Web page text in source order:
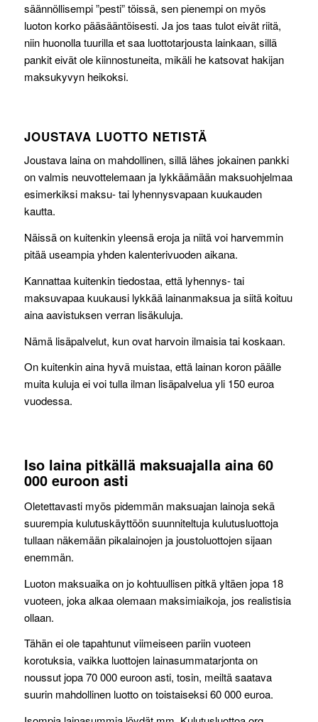
säännöllisempi ”pesti” töissä, sen pienempi on myös
luoton korko pääsääntöisesti. Ja jos taas tulot eivät riitä,
niin huonolla tuurilla et saa luottotarjousta lainkaan, sillä
pankit eivät ole kiinnostuneita, mikäli he katsovat hakijan
maksukyvyn heikoksi.
JOUSTAVA LUOTTO NETISTÄ
Joustava laina on mahdollinen, sillä lähes jokainen pankki
on valmis neuvottelemaan ja lykkäämään maksuohjelmaa
esimerkiksi maksu- tai lyhennysvapaan kuukauden
kautta.
Näissä on kuitenkin yleensä eroja ja niitä voi harvemmin
pitää useampia yhden kalenterivuoden aikana.
Kannattaa kuitenkin tiedostaa, että lyhennys- tai
maksuvapaa kuukausi lykkää lainanmaksua ja siitä koituu
aina aavistuksen verran lisäkuluja.
Nämä lisäpalvelut, kun ovat harvoin ilmaisia tai koskaan.
On kuitenkin aina hyvä muistaa, että lainan koron päälle
muita kuluja ei voi tulla ilman lisäpalvelua yli 150 euroa
vuodessa.
Iso laina pitkällä maksuajalla aina 60
000 euroon asti
Oletettavasti myös pidemmän maksuajan lainoja sekä
suurempia kulutuskäyttöön suunniteltuja kulutusluottoja
tullaan näkemään pikalainojen ja joustoluottojen sijaan
enemmän.
Luoton maksuaika on jo kohtuullisen pitkä yltäen jopa 18
vuoteen, joka alkaa olemaan maksimiaikoja, jos realistisia
ollaan.
Tähän ei ole tapahtunut viimeiseen pariin vuoteen
korotuksia, vaikka luottojen lainasummatarjonta on
noussut jopa 70 000 euroon asti, tosin, meiltä saatava
suurin mahdollinen luotto on toistaiseksi 60 000 euroa.